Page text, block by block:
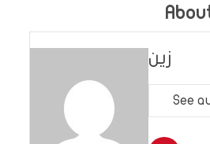
زين
See